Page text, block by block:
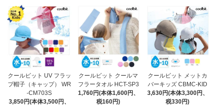
クールビット UV フラッ
プ帽子（キャップ） WR
-CM703S
3,850円(本体3,500円、
クールビット クールマ
フラータオル HCT-SP3
1,760円(本体1,600円、
税160円)
クールビット メットカ
バーキッズ CBMC-KID
3,630円(本体3,300円、
税330円)